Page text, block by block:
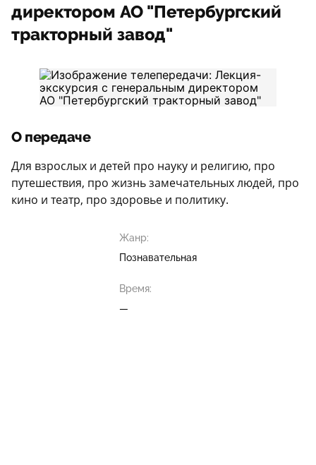
директором АО "Петербургский
тракторный завод"
О передаче
Для взрослых и детей про науку и религию, про
путешествия, про жизнь замечательных людей, про
кино и театр, про здоровье и политику.
Жанр:
Познавательная
Время:
—